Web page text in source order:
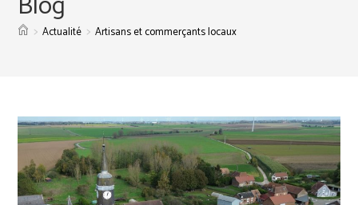
> Actualité > Artisans et commerçants locaux